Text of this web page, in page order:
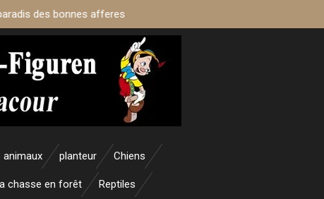
des bonnes afferes
animaux planteur Chiens
chasse en forêt Reptiles